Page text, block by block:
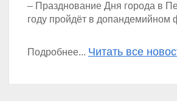
– Празднование Дня города в
году пройдёт в допандемийном
Подробнее... Читать все